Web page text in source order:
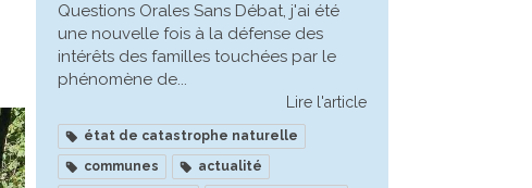
Questions Orales Sans Débat, j'ai été
une nouvelle fois à la défense des
intérêts des familles touchées par le
phénomène de...
Lire l'article
état de catastrophe naturelle
communes
actualité